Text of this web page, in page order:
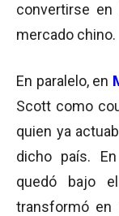
convertirse en
mercado chino.
En paralelo, en
Scott como
quien ya
dicho país.
quedó bajo
transformó en